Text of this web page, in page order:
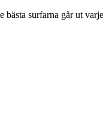
bästa surfarna går ut